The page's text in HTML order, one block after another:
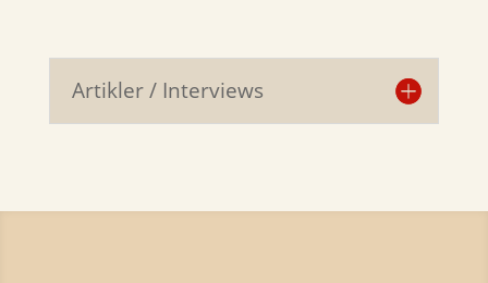
Artikler / Interviews